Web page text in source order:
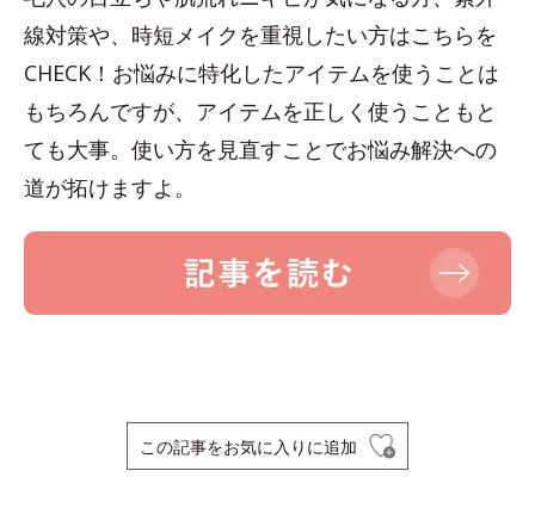
線対策や、時短メイクを重視したい方はこちらを
CHECK！お悩みに特化したアイテムを使うことは
もちろんですが、アイテムを正しく使うこともと
ても大事。使い方を見直すことでお悩み解決への
道が拓けますよ。
この記事をお気に入りに追加